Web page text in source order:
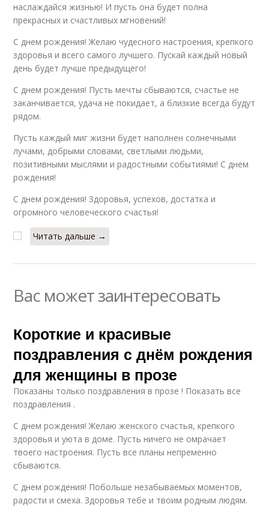
наслаждайся жизнью! И пусть она будет полна
прекрасных и счастливых мгновений!
С днем рождения! Желаю чудесного настроения, крепкого
здоровья и всего самого лучшего. Пускай каждый новый
день будет лучше предыдущего!
С днем рождения! Пусть мечты сбываются, счастье не
заканчивается, удача не покидает, а близкие всегда будут
рядом.
Пусть каждый миг жизни будет наполнен солнечными
лучами, добрыми словами, светлыми людьми,
позитивными мыслями и радостными событиями! С днем
рождения!
С днем рождения! Здоровья, успехов, достатка и
огромного человеческого счастья!
Читать дальше →
Вас может заинтересовать
Короткие и красивые
поздравления с днём рождения
для женщины в прозе
Показаны только поздравления в прозе ! Показать все
поздравления .
С днем рождения! Желаю женского счастья, крепкого
здоровья и уюта в доме. Пусть ничего не омрачает
твоего настроения. Пусть все планы непременно
сбываются.
С днем рождения! Побольше незабываемых моментов,
радости и смеха. Здоровья тебе и твоим родным людям.